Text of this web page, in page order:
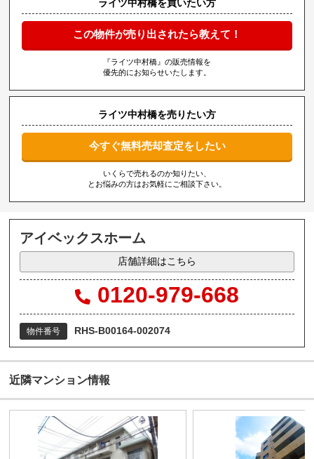
ライツ中村橋を買いたい方
この物件が売り出されたら教えて！
『ライツ中村橋』の販売情報を
優先的にお知らせいたします。
ライツ中村橋を売りたい方
今すぐ無料売却査定をしたい
いくらで売れるのか知りたい、
とお悩みの方はお気軽にご相談下さい。
アイベックスホーム
店舗詳細はこちら
0120-979-668
物件番号 RHS-B00164-002074
近隣マンション情報